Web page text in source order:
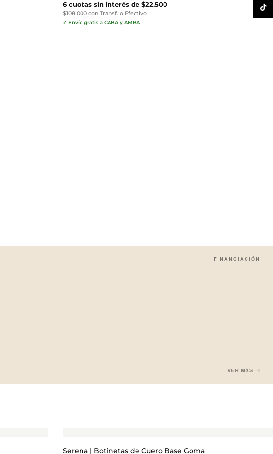
6 cuotas sin interés de $22.500
$108.000 con Transf. o Efectivo
✓ Envío gratis a CABA y AMBA
FINANCIACIÓN
VER MÁS →
Serena | Botinetas de Cuero Base Goma